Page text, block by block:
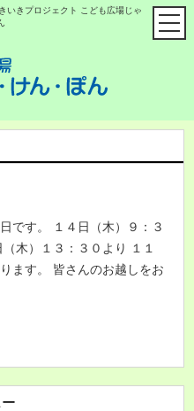
いきプロジェクト こども広場じゃ
です。 １４日（木）９：３
木）１３：３０より １１
ます。 皆さんのお越しをお